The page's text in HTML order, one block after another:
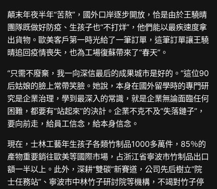
顛末年夜半年“苦熬”，國外口岸逐步開放，恰是由於王驍晴
團隊既做好防疫、生孩子也“不打烊”，他們能以最疾速度拿
出貨物。歐美客戶第一時光給了一筆訂單，這筆訂單讓王驍
晴追回疫情喪失，也為工場復蘇帶來了“春天”。
“只需不廢棄，我一向深信最后的成果城市是好的。”這位90
后姑娘的臉上常帶笑臉。她說，本身在國外留學時的專門研
究是企業治理，學到最深入的常識，就是企業無論面臨任何
困難，都要有“站起來”的決計。企業不克不及“失落鏈子”，
要向前走，給員工信念，給本身信念。
現在，士林工藝年生孩子各類竹制品1000多萬件，85％的
產物重要銷往歐美等國際市場，占浙江省寧波市竹制品出口
額一半以上。此外，深耕“雙碳”新賽道，公司先后樹立“院
士任務站”、寧波市中林竹子研討院等機構，不竭對竹子停